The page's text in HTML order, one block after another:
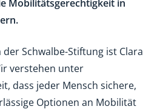
Mobilitätsgerechtigkeit in
Schwalbe-Stiftung ist Clara
verstehen unter
dass jeder Mensch sichere,
Optionen an Mobilität